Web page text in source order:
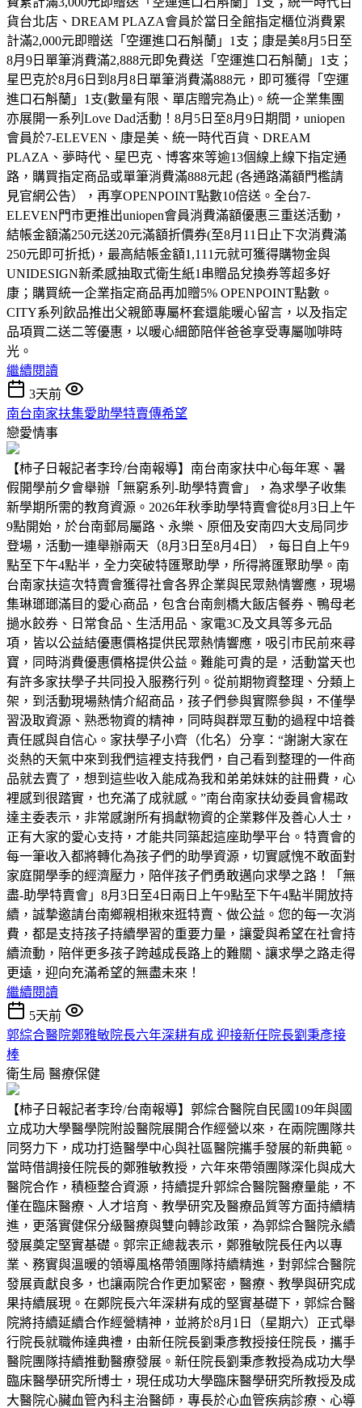
貨台北店、DREAM PLAZA會員於當日全館指定櫃位消費累
計滿2,000元即贈送「空運進口石斛蘭」1支；康是美8月5日至
8月9日單筆消費滿2,888元即免費送「空運進口石斛蘭」1支；
星巴克於8月6日到8月8日單筆消費滿888元，即可獲得「空運
進口石斛蘭」1支(數量有限、單店贈完為止)。統一企業集團
亦展開一系列Love Dad活動！8月5日至8月9日期間，uniopen
會員於7-ELEVEN、康是美、統一時代百貨、DREAM
PLAZA、夢時代、星巴克、博客來等逾13個線上線下指定通
路，購買指定商品或單筆消費滿888元起 (各通路滿額門檻請
見官網公告），再享OPENPOINT點數10倍送。全台7-
ELEVEN門市更推出uniopen會員消費滿額優惠三重送活動，
結帳金額滿250元送20元滿額折價券(至8月11日止下次消費滿
250元即可折抵)，最高結帳金額1,111元就可獲得購物金與
UNIDESIGN新柔感抽取式衛生紙1串贈品兌換券等超多好
康；購買統一企業指定商品再加贈5% OPENPOINT點數。
CITY系列飲品推出父親節專屬杯套還能暖心留言，以及指定
品項買二送二等優惠，以暖心細節陪伴爸爸享受專屬咖啡時
光。
繼續閱讀
3天前
南台南家扶集愛助學特賣傳希望
戀愛情事
【柿子日報記者李玲/台南報導】南台南家扶中心每年寒、暑
假開學前夕會舉辦「無窮系列-助學特賣會」，為求學子收集
新學期所需的教育資源。2026年秋季助學特賣會從8月3日上午
9點開始，於台南郵局屬路、永樂、原佃及安南四大支局同步
登場，活動一連舉辦兩天（8月3日至8月4日），每日自上午9
點至下午4點半，全力突破特匯聚助學，所得將匯聚助學。南
台南家扶這次特賣會獲得社會各界企業與民眾熱情響應，現場
集琳瑯瑯滿目的愛心商品，包含台南劍橋大飯店餐券、鴨母老
撾水餃券、日常食品、生活用品、家電3C及文具等多元品
項，皆以公益結優惠價格提供民眾熱情響應，吸引市民前來尋
寶，同時消費優惠價格提供公益。難能可貴的是，活動當天也
有許多家扶學子共同投入服務行列。從前期物資整理、分類上
架，到活動現場熱情介紹商品，孩子們參與實際參與，不僅學
習汲取資源、熟悉物資的精神，同時與群眾互動的過程中培養
責任感與自信心。家扶學子小齊（化名）分享：“謝謝大家在
炎熱的天氣中來到我們這裡支持我們，自己看到整理的一件商
品就去賣了，想到這些收入能成為我和弟弟妹妹的註冊費，心
裡感到很踏實，也充滿了成就感。”南台南家扶幼委員會楊政
達主委表示，非常感謝所有捐獻物資的企業夥伴及善心人士，
正有大家的愛心支持，才能共同築起這座助學平台。特賣會的
每一筆收入都將轉化為孩子們的助學資源，切實感愧不敢面對
家庭開學季的經濟壓力，陪伴孩子們勇敢邁向求學之路！「無
盡-助學特賣會」8月3日至4日兩日上午9點至下午4點半開放持
續，誠摯邀請台南鄉親相揪來逛特賣、做公益。您的每一次消
費，都是支持孩子持續學習的重要力量，讓愛與希望在社會持
續流動，陪伴更多孩子跨越成長路上的難關、讓求學之路走得
更遠，迎向充滿希望的無盡未來！
繼續閱讀
5天前
郭綜合醫院鄭雅敏院長六年深耕有成 迎接新任院長劉秉彥接
棒
衛生局 醫療保健
【柿子日報記者李玲/台南報導】郭綜合醫院自民國109年與國
立成功大學醫學院附設醫院展開合作經營以來，在兩院團隊共
同努力下，成功打造醫學中心與社區醫院攜手發展的新典範。
當時借調接任院長的鄭雅敏教授，六年來帶領團隊深化與成大
醫院合作，積極整合資源，持續提升郭綜合醫院醫療量能，不
僅在臨床醫療、人才培育、教學研究及醫療品質等方面持續精
進，更落實健保分級醫療與雙向轉診政策，為郭綜合醫院永續
發展奠定堅實基礎。郭宗正總裁表示，鄭雅敏院長任內以專
業、務實與溫暖的領導風格帶領團隊持續精進，對郭綜合醫院
發展貢獻良多，也讓兩院合作更加緊密，醫療、教學與研究成
果持續展現。在鄭院長六年深耕有成的堅實基礎下，郭綜合醫
院將持續延續合作經營精神，並將於8月1日（星期六）正式舉
行院長就職佈達典禮，由新任院長劉秉彥教授接任院長，攜手
醫院團隊持續推動醫療發展。新任院長劉秉彥教授為成功大學
臨床醫學研究所博士，現任成功大學臨床醫學研究所教授及成
大醫院心臟血管內科主治醫師，專長於心血管疾病診療、心導